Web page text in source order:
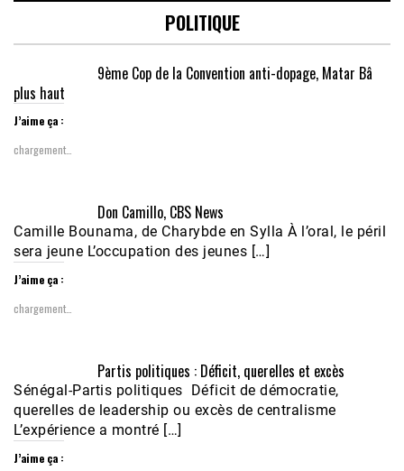
POLITIQUE
9ème Cop de la Convention anti-dopage, Matar Bâ
plus haut
J’aime ça :
chargement…
Don Camillo, CBS News
Camille Bounama, de Charybde en Sylla À l’oral, le péril
sera jeune L’occupation des jeunes […]
J’aime ça :
chargement…
Partis politiques : Déficit, querelles et excès
Sénégal-Partis politiques Déficit de démocratie,
querelles de leadership ou excès de centralisme
L’expérience a montré […]
J’aime ça :